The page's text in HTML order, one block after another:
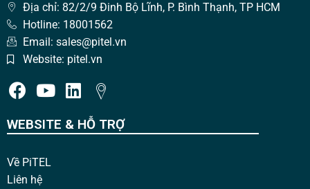
Địa chỉ: 82/2/9 Đinh Bộ Lĩnh, P. Bình Thạnh, TP HCM
Hotline: 18001562
Email: sales@pitel.vn
Website: pitel.vn
WEBSITE & HỖ TRỢ
Về PiTEL
Liên hệ